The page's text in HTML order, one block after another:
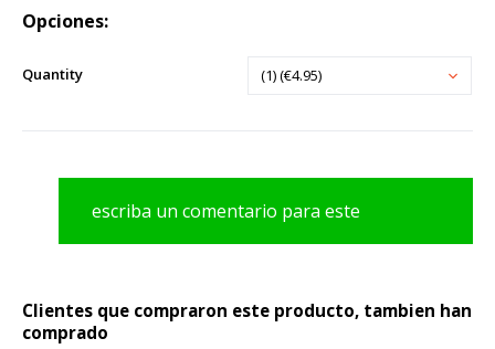
Opciones:
Quantity (1) (€4.95)
escriba un comentario para este
Clientes que compraron este producto, tambien han
comprado